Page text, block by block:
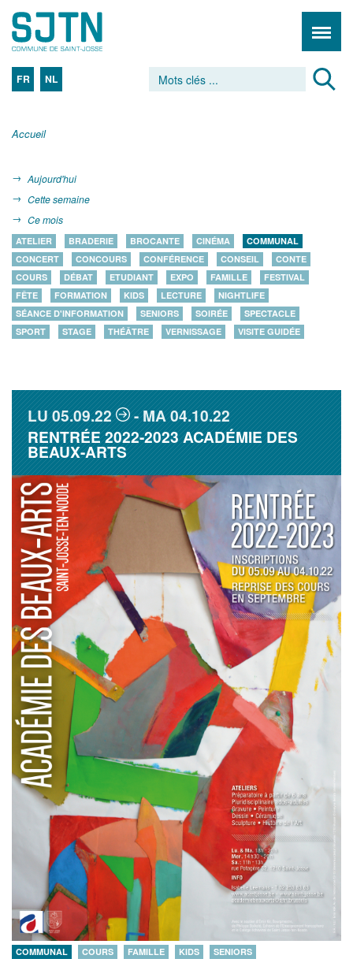
FR NL
Accueil
Aujourd'hui
Cette semaine
Ce mois
ATELIER BRADERIE BROCANTE CINÉMA
COMMUNAL
CONCERT
CONCOURS CONFÉRENCE CONSEIL
CONTE
COURS
DÉBAT ETUDIANT EXPO FAMILLE
FESTIVAL
FÊTE
FORMATION KIDS LECTURE
NIGHTLIFE
SÉANCE D'INFORMATION
SENIORS SOIRÉE
SPECTACLE
SPORT
STAGE THÉÂTRE VERNISSAGE VISITE GUIDÉE
LU05.09.22 MA04.10.22
RENTRÉE 2022-2023 ACADÉMIE DES
BEAUX-ARTS
COMMUNAL COURS FAMILLE KIDS
SENIORS